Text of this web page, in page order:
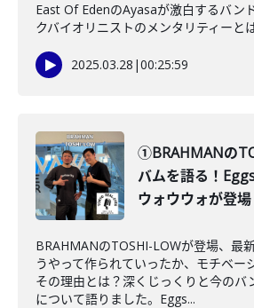
East Of EdenのAyasaが激白するバン
クバイオリニストのメンタリティーと
2025.03.28 |00:25:59
①BRAHMANの
バムを語る！
ウォウウォが登場
BRAHMANのTOSHI-LOWが登場、最
うやって作られていったか、モチベー
その理由とは？深くじっくりと今のバ
について語りました。Eggs...